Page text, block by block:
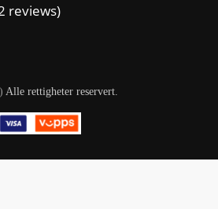
reviews)
Alle rettigheter reservert.